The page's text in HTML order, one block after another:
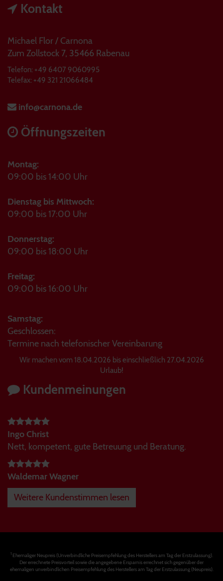
Kontakt
Michael Flor / Carnona
Zum Zollstock 7, 35466 Rabenau
Telefon: +49 6407 9060995
Telefax: +49 321 21066484
info@carnona.de
Öffnungszeiten
Montag:
09:00 bis 14:00 Uhr
Dienstag bis Mittwoch:
09:00 bis 17:00 Uhr
Donnerstag:
09:00 bis 18:00 Uhr
Freitag:
09:00 bis 16:00 Uhr
Samstag:
Geschlossen:
Termine nach telefonischer Vereinbarung
Wir machen vom 18.04.2026 bis einschließlich 27.04.2026
Urlaub!
Kundenmeinungen
Ingo Christ
Nett, kompetent, gute Betreuung und Beratung.
Waldemar Wagner
Weitere Kundenstimmen lesen
1Ehemaliger Neupreis (Unverbindliche Preisempfehlung des Herstellers am Tag der Erstzulassung).
Der errechnete Preisvorteil sowie die angegebene Ersparnis errechnet sich gegenüber der
ehemaligen unverbindlichen Preisempfehlung des Herstellers am Tag der Erstzulassung (Neupreis).